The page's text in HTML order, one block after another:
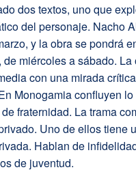
dos textos, uno que
del personaje. Nacho
y la obra se pondrá
miércoles a sábado. La
con una mirada
Monogamia confluyen
fraternidad. La trama
Uno de ellos tiene
Hablan de
de juventud.